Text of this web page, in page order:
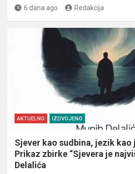
6 dana ago Redakcija
AKTUELNO IZDVOJENO
Sjever kao sudbina, jezik kao
Prikaz zbirke “Sjevera je
Delalića